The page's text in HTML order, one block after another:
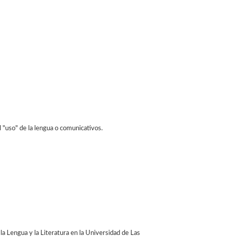
de la lengua o comunicativos.
Lengua y la Literatura en la Universidad de Las